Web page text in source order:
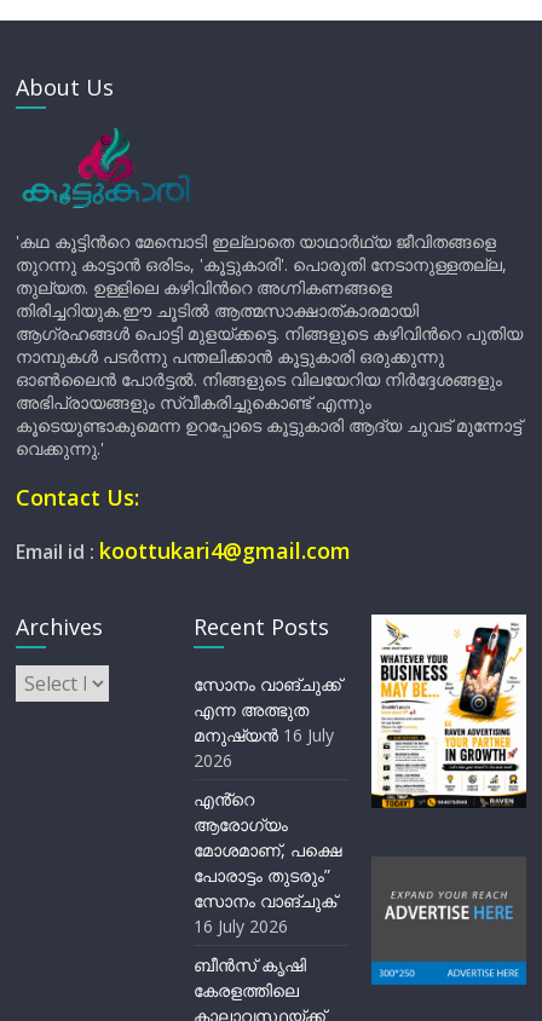
About Us
'കഥ കൂട്ടിന്‍റെ മേമ്പൊടി ഇല്ലാതെ യാഥാർഥ്യ ജീവിതങ്ങളെ
തുറന്നു കാട്ടാൻ ഒരിടം, 'കൂട്ടുകാരി'. പൊരുതി നേടാനുള്ളതല്ല,
തുല്യത. ഉള്ളിലെ കഴിവിന്‍റെ അഗ്നികണങ്ങളെ
തിരിച്ചറിയുക.ഈ ചൂടിൽ ആത്മസാക്ഷാത്കാരമായി
ആഗ്രഹങ്ങൾ പൊട്ടി മുളയ്ക്കട്ടെ. നിങ്ങളുടെ കഴിവിന്‍റെ പുതിയ
നാമ്പുകൾ പടർന്നു പന്തലിക്കാൻ കൂട്ടുകാരി ഒരുക്കുന്നു
ഓൺലൈൻ പോർട്ടൽ. നിങ്ങളുടെ വിലയേറിയ നിർദ്ദേശങ്ങളും
അഭിപ്രായങ്ങളും സ്വീകരിച്ചുകൊണ്ട് എന്നും
കൂടെയുണ്ടാകുമെന്ന ഉറപ്പോടെ കൂട്ടുകാരി ആദ്യ ചുവട് മുന്നോട്ട്
വെക്കുന്നു.'
Contact Us:
Email id : koottukari4@gmail.com
Archives
Archives
Recent Posts
സോനം വാങ്ചുക്ക്
എന്ന അത്ഭുത
മനുഷ്യന്‍ 16 July
2026
എൻ്റെ
ആരോഗ്യം
മോശമാണ്, പക്ഷെ
പോരാട്ടം തുടരും”
സോനം വാങ്ചുക്
16 July 2026
ബീന്‍സ് കൃഷി
കേരളത്തിലെ
കാലാവസ്ഥയ്ക്ക്